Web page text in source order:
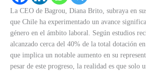
La CEO de Bagrou, Diana Brito, subraya en
que Chile ha experimentado un avance
género en el ámbito laboral. Según estudios
alcanzado cerca del 40% de la total dotación
que implica un notable aumento en su
pesar de este progreso, la realidad es que solo